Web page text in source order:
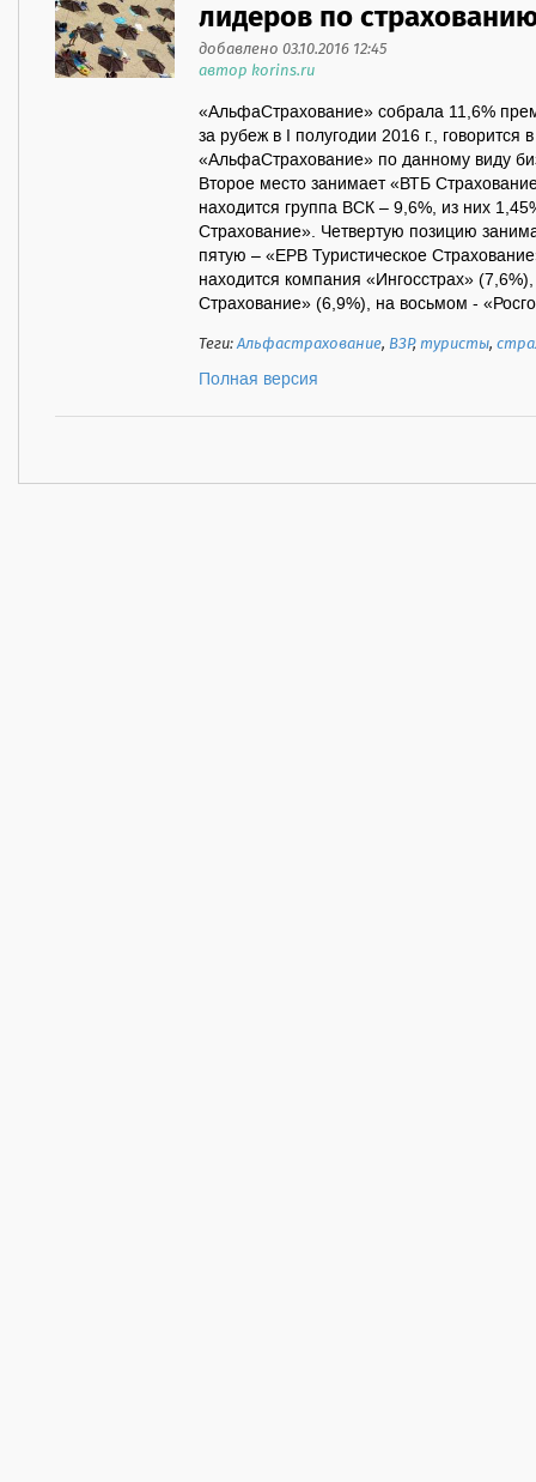
лидеров по
добавлено 03.10.2016 12:45
автор korins.ru
«АльфаСтрахование» собрала 11,6%
за рубеж в I полугодии 2016 г.,
«АльфаСтрахование» по данному виду
Второе место занимает «ВТБ
находится группа ВСК – 9,6%, из них
Страхование». Четвертую позицию
пятую – «ЕРВ Туристическое
находится компания «Ингосстрах»
Страхование» (6,9%), на восьмом -
Теги:Альфастрахование, ВЗР,туристы,
Полная версия